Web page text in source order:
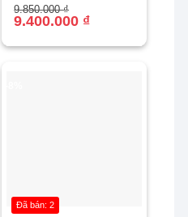
9.850.000₫
Giá
gốc
9.400.000 ₫
Giá
hiện
9.400.000 ₫.
Đã bán: 2